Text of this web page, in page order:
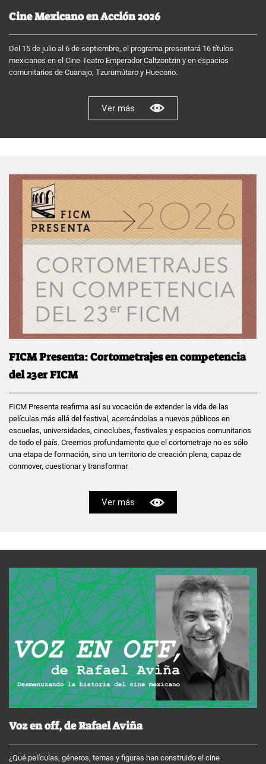
Cine Mexicano en Acción 2026
Del 15 de julio al 6 de septiembre, el programa presentará 16 títulos
mexicanos en el Cine-Teatro Emperador Caltzontzin y en espacios
comunitarios de Cuanajo, Tzurumútaro y Huecorio.
Ver más
FICM Presenta: Cortometrajes en competencia
del 23er FICM
FICM Presenta reafirma así su vocación de extender la vida de las
películas más allá del festival, acercándolas a nuevos públicos en
escuelas, universidades, cineclubes, festivales y espacios comunitarios
de todo el país. Creemos profundamente que el cortometraje no es sólo
una etapa de formación, sino un territorio de creación plena, capaz de
conmover, cuestionar y transformar.
Ver más
Voz en off, de Rafael Aviña
¿Qué películas, géneros, temas y figuras han construido el cine